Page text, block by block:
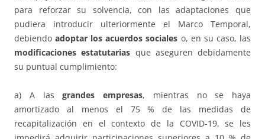
para reforzar su solvencia, con las adaptaciones que
pudiera introducir ulteriormente el Marco Temporal,
debiendoadoptar los acuerdos sociales o, en su caso, las
modificaciones estatutarias que aseguren debidamente
su puntual cumplimiento:
a) A lasgrandes empresas, mientras no se haya
amortizado al menos el 75 % de las medidas de
recapitalización en el contexto de la COVID-19, se les